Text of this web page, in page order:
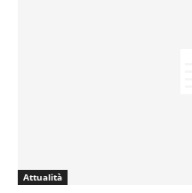
Attualità